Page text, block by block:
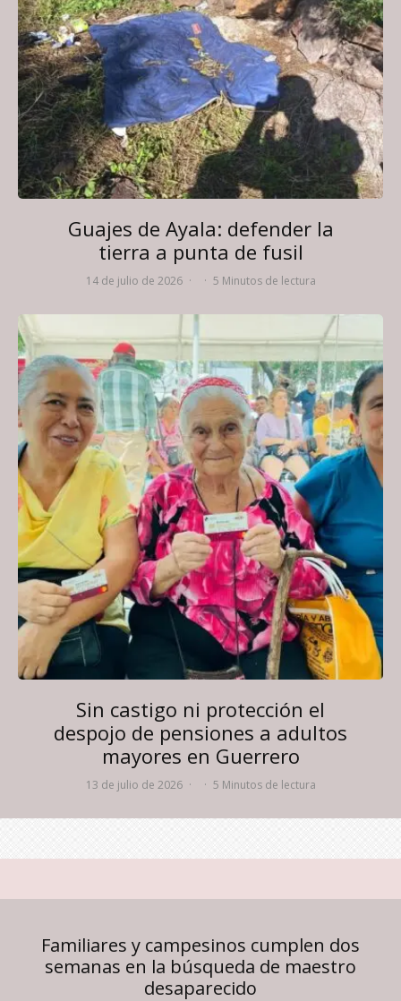
Guajes de Ayala: defender la
tierra a punta de fusil
14 de julio de 2026 · · 5 Minutos de lectura
Sin castigo ni protección el
despojo de pensiones a adultos
mayores en Guerrero
13 de julio de 2026 · · 5 Minutos de lectura
Familiares y campesinos cumplen dos
semanas en la búsqueda de maestro
desaparecido